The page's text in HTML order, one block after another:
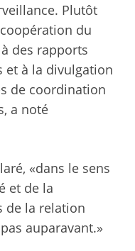
Plutôt
du
des rapports
et à la divulgation
de coordination
a noté
«dans le sens
et de la
de la relation
auparavant.»